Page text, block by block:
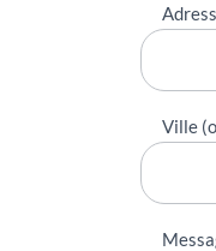
Ville